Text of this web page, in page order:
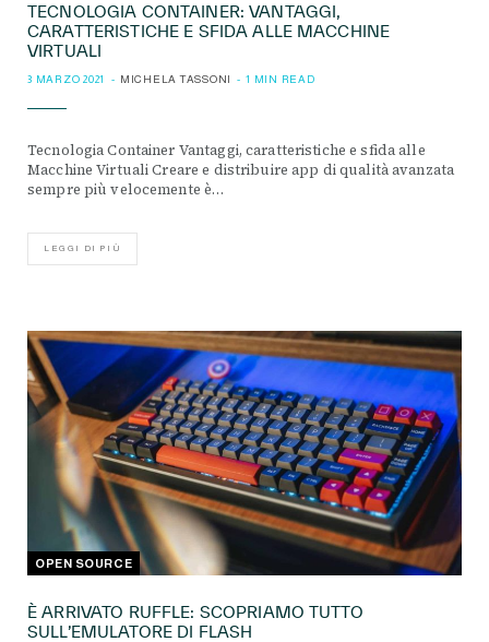
TECNOLOGIA CONTAINER: VANTAGGI,
CARATTERISTICHE E SFIDA ALLE MACCHINE
VIRTUALI
3 MARZO 2021 MICHELA TASSONI 1 MIN READ
Tecnologia Container Vantaggi, caratteristiche e sfida alle
Macchine Virtuali Creare e distribuire app di qualità avanzata
sempre più velocemente è…
LEGGI DI PIÙ
OPEN SOURCE
È ARRIVATO RUFFLE: SCOPRIAMO TUTTO
SULL’EMULATORE DI FLASH